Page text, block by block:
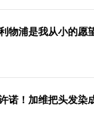
物浦是我从小的愿
诺！加维把头发染